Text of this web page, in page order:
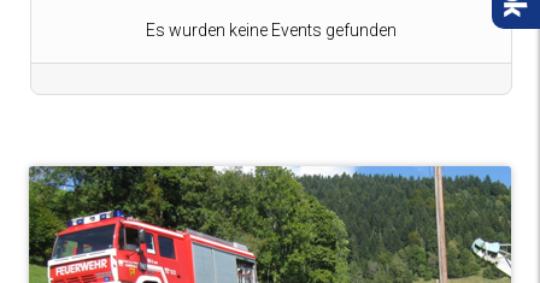
Es wurden keine Events gefunden